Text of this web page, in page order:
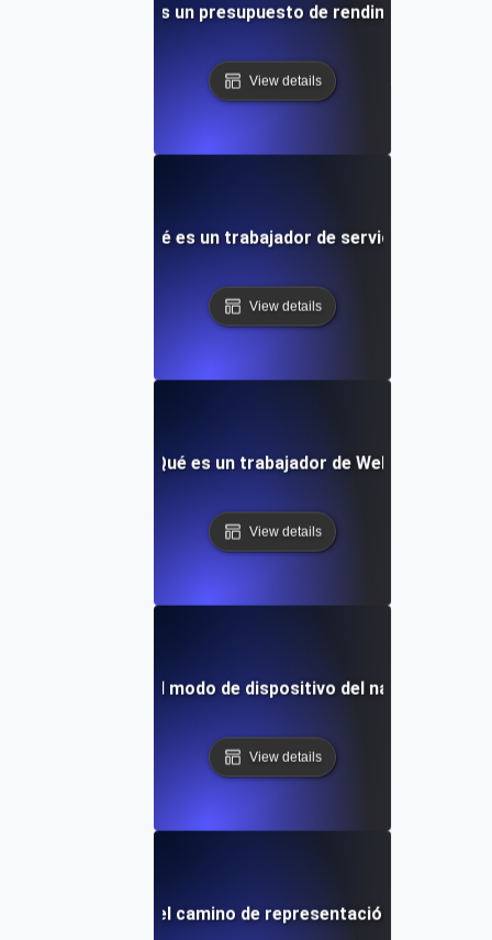
¿Qué es un presupuesto de rendimiento?
View details
¿Qué es un trabajador de servicio?
View details
¿Qué es un trabajador de Web?
View details
¿Qué es el modo de dispositivo del navegador?
View details
¿Qué es el camino de representación crítica?